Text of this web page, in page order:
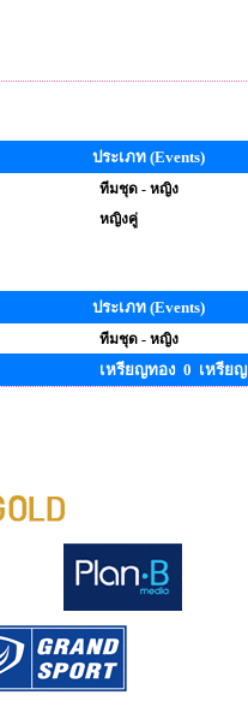
ประเภท (Events)
ทีมชุด - หญิง
หญิงคู่
ประเภท (Events)
ทีมชุด - หญิง
เหรียญทอง 0 เหรียญ